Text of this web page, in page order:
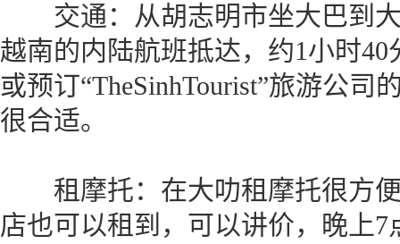
交通：从胡志明市坐大巴到大
越南的内陆航班抵达，约1小时
或预订“TheSinhTourist”旅游公
很合适。
租摩托：在大叻租摩托很方便
店也可以租到，可以讲价，晚上